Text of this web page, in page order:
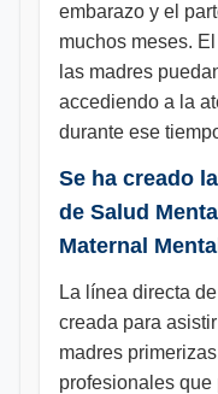
embarazo y el
muchos meses.
las madres
accediendo a la
durante ese
Se ha creado
de Salud
Maternal
La línea directa
creada para
madres
profesionales